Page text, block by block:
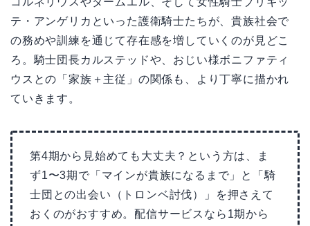
テ・アンゲリカといった護衛騎士たちが、貴族社会で
の務めや訓練を通じて存在感を増していくのが見どこ
ろ。騎士団長カルステッドや、おじい様ボニファティ
ウスとの「家族＋主従」の関係も、より丁寧に描かれ
ていきます。
第4期から見始めても大丈夫？という方は、ま
ず1〜3期で「マインが貴族になるまで」と「騎
士団との出会い（トロンベ討伐）」を押さえて
おくのがおすすめ。配信サービスなら1期から